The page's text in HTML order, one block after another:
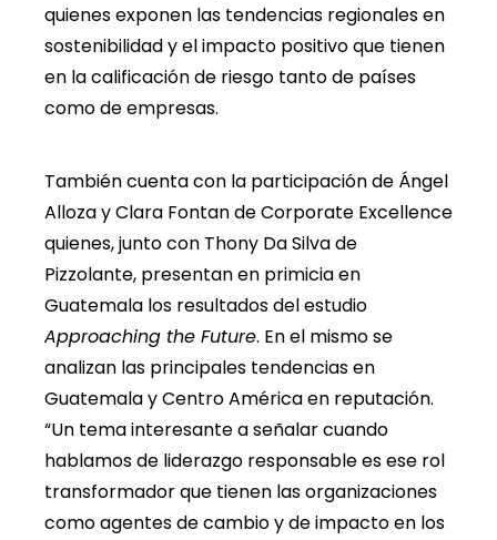
quienes exponen las tendencias regionales en
sostenibilidad y el impacto positivo que tienen
en la calificación de riesgo tanto de países
como de empresas.
También cuenta con la participación de Ángel
Alloza y Clara Fontan de Corporate Excellence
quienes, junto con Thony Da Silva de
Pizzolante, presentan en primicia en
Guatemala los resultados del estudio
Approaching the Future. En el mismo se
analizan las principales tendencias en
Guatemala y Centro América en reputación.
“Un tema interesante a señalar cuando
hablamos de liderazgo responsable es ese rol
transformador que tienen las organizaciones
como agentes de cambio y de impacto en los